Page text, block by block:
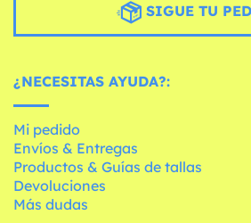
SIGUE TU
¿NECESITAS AYUDA?:
Mi pedido
Envíos & Entregas
Productos & Guías de tallas
Devoluciones
Más dudas